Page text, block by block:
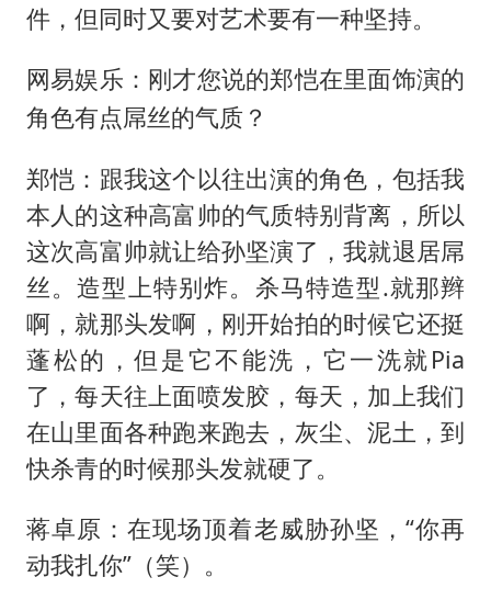
件，但同时又要对艺术要有一种坚持。
网易娱乐：刚才您说的郑恺在里面饰演的
角色有点屌丝的气质？
郑恺：跟我这个以往出演的角色，包括我
本人的这种高富帅的气质特别背离，所以
这次高富帅就让给孙坚演了，我就退居屌
丝。造型上特别炸。杀马特造型.就那辫
啊，就那头发啊，刚开始拍的时候它还挺
蓬松的，但是它不能洗，它一洗就Pia
了，每天往上面喷发胶，每天，加上我们
在山里面各种跑来跑去，灰尘、泥土，到
快杀青的时候那头发就硬了。
蒋卓原：在现场顶着老威胁孙坚，“你再
动我扎你”（笑）。